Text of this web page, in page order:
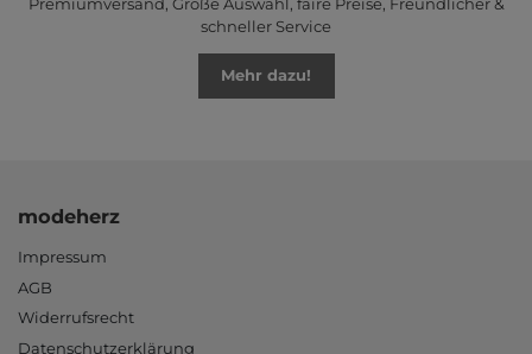
schneller Service
Mehr dazu!
modeherz
Impressum
AGB
Widerrufsrecht
Datenschutzerklärung